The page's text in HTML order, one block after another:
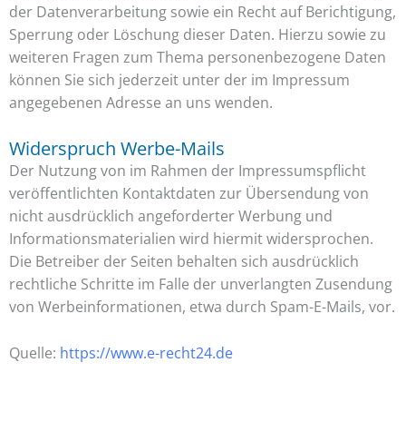
der Datenverarbeitung sowie ein Recht auf Berichtigung,
Sperrung oder Löschung dieser Daten. Hierzu sowie zu
weiteren Fragen zum Thema personenbezogene Daten
können Sie sich jederzeit unter der im Impressum
angegebenen Adresse an uns wenden.
Widerspruch Werbe-Mails
Der Nutzung von im Rahmen der Impressumspflicht
veröffentlichten Kontaktdaten zur Übersendung von
nicht ausdrücklich angeforderter Werbung und
Informationsmaterialien wird hiermit widersprochen.
Die Betreiber der Seiten behalten sich ausdrücklich
rechtliche Schritte im Falle der unverlangten Zusendung
von Werbeinformationen, etwa durch Spam-E-Mails, vor.
Quelle: https://www.e-recht24.de